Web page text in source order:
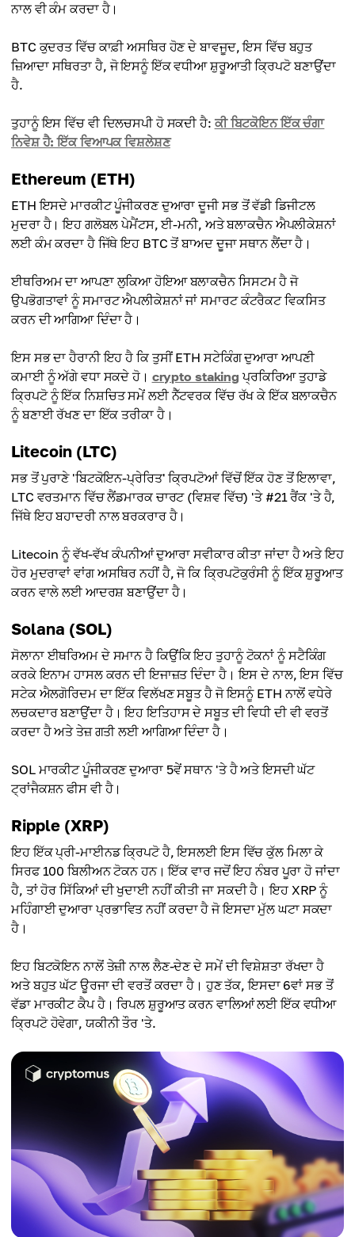
ਨਾਲ ਵੀ ਕੰਮ ਕਰਦਾ ਹੈ।
BTC ਕੁਦਰਤ ਵਿੱਚ ਕਾਫ਼ੀ ਅਸਥਿਰ ਹੋਣ ਦੇ ਬਾਵਜੂਦ, ਇਸ ਵਿੱਚ ਬਹੁਤ
ਜ਼ਿਆਦਾ ਸਥਿਰਤਾ ਹੈ, ਜੋ ਇਸਨੂੰ ਇੱਕ ਵਧੀਆ ਸ਼ੁਰੂਆਤੀ ਕ੍ਰਿਪਟੋ ਬਣਾਉਂਦਾ
ਹੈ.
ਤੁਹਾਨੂੰ ਇਸ ਵਿੱਚ ਵੀ ਦਿਲਚਸਪੀ ਹੋ ਸਕਦੀ ਹੈ: ਕੀ ਬਿਟਕੋਇਨ ਇੱਕ ਚੰਗਾ
ਨਿਵੇਸ਼ ਹੈ: ਇੱਕ ਵਿਆਪਕ ਵਿਸ਼ਲੇਸ਼ਣ
Ethereum (ETH)
ETH ਇਸਦੇ ਮਾਰਕੀਟ ਪੂੰਜੀਕਰਣ ਦੁਆਰਾ ਦੂਜੀ ਸਭ ਤੋਂ ਵੱਡੀ ਡਿਜੀਟਲ
ਮੁਦਰਾ ਹੈ। ਇਹ ਗਲੋਬਲ ਪੇਮੈਂਟਸ, ਈ-ਮਨੀ, ਅਤੇ ਬਲਾਕਚੈਨ ਐਪਲੀਕੇਸ਼ਨਾਂ
ਲਈ ਕੰਮ ਕਰਦਾ ਹੈ ਜਿੱਥੇ ਇਹ BTC ਤੋਂ ਬਾਅਦ ਦੂਜਾ ਸਥਾਨ ਲੈਂਦਾ ਹੈ।
ਈਥਰਿਅਮ ਦਾ ਆਪਣਾ ਲੁਕਿਆ ਹੋਇਆ ਬਲਾਕਚੈਨ ਸਿਸਟਮ ਹੈ ਜੋ
ਉਪਭੋਗਤਾਵਾਂ ਨੂੰ ਸਮਾਰਟ ਐਪਲੀਕੇਸ਼ਨਾਂ ਜਾਂ ਸਮਾਰਟ ਕੰਟਰੈਕਟ ਵਿਕਸਿਤ
ਕਰਨ ਦੀ ਆਗਿਆ ਦਿੰਦਾ ਹੈ।
ਇਸ ਸਭ ਦਾ ਹੈਰਾਨੀ ਇਹ ਹੈ ਕਿ ਤੁਸੀਂ ETH ਸਟੇਕਿੰਗ ਦੁਆਰਾ ਆਪਣੀ
ਕਮਾਈ ਨੂੰ ਅੱਗੇ ਵਧਾ ਸਕਦੇ ਹੋ। crypto staking ਪ੍ਰਕਿਰਿਆ ਤੁਹਾਡੇ
ਕ੍ਰਿਪਟੋ ਨੂੰ ਇੱਕ ਨਿਸ਼ਚਿਤ ਸਮੇਂ ਲਈ ਨੈੱਟਵਰਕ ਵਿੱਚ ਰੱਖ ਕੇ ਇੱਕ ਬਲਾਕਚੈਨ
ਨੂੰ ਬਣਾਈ ਰੱਖਣ ਦਾ ਇੱਕ ਤਰੀਕਾ ਹੈ।
Litecoin (LTC)
ਸਭ ਤੋਂ ਪੁਰਾਣੇ 'ਬਿਟਕੋਇਨ-ਪ੍ਰੇਰਿਤ' ਕ੍ਰਿਪਟੋਆਂ ਵਿੱਚੋਂ ਇੱਕ ਹੋਣ ਤੋਂ ਇਲਾਵਾ,
LTC ਵਰਤਮਾਨ ਵਿੱਚ ਲੈਂਡਮਾਰਕ ਚਾਰਟ (ਵਿਸ਼ਵ ਵਿੱਚ) 'ਤੇ #21 ਰੈਂਕ 'ਤੇ ਹੈ,
ਜਿੱਥੇ ਇਹ ਬਹਾਦਰੀ ਨਾਲ ਬਰਕਰਾਰ ਹੈ।
Litecoin ਨੂੰ ਵੱਖ-ਵੱਖ ਕੰਪਨੀਆਂ ਦੁਆਰਾ ਸਵੀਕਾਰ ਕੀਤਾ ਜਾਂਦਾ ਹੈ ਅਤੇ ਇਹ
ਹੋਰ ਮੁਦਰਾਵਾਂ ਵਾਂਗ ਅਸਥਿਰ ਨਹੀਂ ਹੈ, ਜੋ ਕਿ ਕ੍ਰਿਪਟੋਕੁਰੰਸੀ ਨੂੰ ਇੱਕ ਸ਼ੁਰੂਆਤ
ਕਰਨ ਵਾਲੇ ਲਈ ਆਦਰਸ਼ ਬਣਾਉਂਦਾ ਹੈ।
Solana (SOL)
ਸੋਲਾਨਾ ਈਥਰਿਅਮ ਦੇ ਸਮਾਨ ਹੈ ਕਿਉਂਕਿ ਇਹ ਤੁਹਾਨੂੰ ਟੋਕਨਾਂ ਨੂੰ ਸਟੈਕਿੰਗ
ਕਰਕੇ ਇਨਾਮ ਹਾਸਲ ਕਰਨ ਦੀ ਇਜਾਜ਼ਤ ਦਿੰਦਾ ਹੈ। ਇਸ ਦੇ ਨਾਲ, ਇਸ ਵਿੱਚ
ਸਟੇਕ ਐਲਗੋਰਿਦਮ ਦਾ ਇੱਕ ਵਿਲੱਖਣ ਸਬੂਤ ਹੈ ਜੋ ਇਸਨੂੰ ETH ਨਾਲੋਂ ਵਧੇਰੇ
ਲਚਕਦਾਰ ਬਣਾਉਂਦਾ ਹੈ। ਇਹ ਇਤਿਹਾਸ ਦੇ ਸਬੂਤ ਦੀ ਵਿਧੀ ਦੀ ਵੀ ਵਰਤੋਂ
ਕਰਦਾ ਹੈ ਅਤੇ ਤੇਜ਼ ਗਤੀ ਲਈ ਆਗਿਆ ਦਿੰਦਾ ਹੈ।
SOL ਮਾਰਕੀਟ ਪੂੰਜੀਕਰਣ ਦੁਆਰਾ 5ਵੇਂ ਸਥਾਨ 'ਤੇ ਹੈ ਅਤੇ ਇਸਦੀ ਘੱਟ
ਟ੍ਰਾਂਜੈਕਸ਼ਨ ਫੀਸ ਵੀ ਹੈ।
Ripple (XRP)
ਇਹ ਇੱਕ ਪ੍ਰੀ-ਮਾਈਨਡ ਕ੍ਰਿਪਟੋ ਹੈ, ਇਸਲਈ ਇਸ ਵਿੱਚ ਕੁੱਲ ਮਿਲਾ ਕੇ
ਸਿਰਫ 100 ਬਿਲੀਅਨ ਟੋਕਨ ਹਨ। ਇੱਕ ਵਾਰ ਜਦੋਂ ਇਹ ਨੰਬਰ ਪੂਰਾ ਹੋ ਜਾਂਦਾ
ਹੈ, ਤਾਂ ਹੋਰ ਸਿੱਕਿਆਂ ਦੀ ਖੁਦਾਈ ਨਹੀਂ ਕੀਤੀ ਜਾ ਸਕਦੀ ਹੈ। ਇਹ XRP ਨੂੰ
ਮਹਿੰਗਾਈ ਦੁਆਰਾ ਪ੍ਰਭਾਵਿਤ ਨਹੀਂ ਕਰਦਾ ਹੈ ਜੋ ਇਸਦਾ ਮੁੱਲ ਘਟਾ ਸਕਦਾ
ਹੈ।
ਇਹ ਬਿਟਕੋਇਨ ਨਾਲੋਂ ਤੇਜ਼ੀ ਨਾਲ ਲੈਣ-ਦੇਣ ਦੇ ਸਮੇਂ ਦੀ ਵਿਸ਼ੇਸ਼ਤਾ ਰੱਖਦਾ ਹੈ
ਅਤੇ ਬਹੁਤ ਘੱਟ ਊਰਜਾ ਦੀ ਵਰਤੋਂ ਕਰਦਾ ਹੈ। ਹੁਣ ਤੱਕ, ਇਸਦਾ 6ਵਾਂ ਸਭ ਤੋਂ
ਵੱਡਾ ਮਾਰਕੀਟ ਕੈਪ ਹੈ। ਰਿਪਲ ਸ਼ੁਰੂਆਤ ਕਰਨ ਵਾਲਿਆਂ ਲਈ ਇੱਕ ਵਧੀਆ
ਕ੍ਰਿਪਟੋ ਹੋਵੇਗਾ, ਯਕੀਨੀ ਤੌਰ 'ਤੇ.